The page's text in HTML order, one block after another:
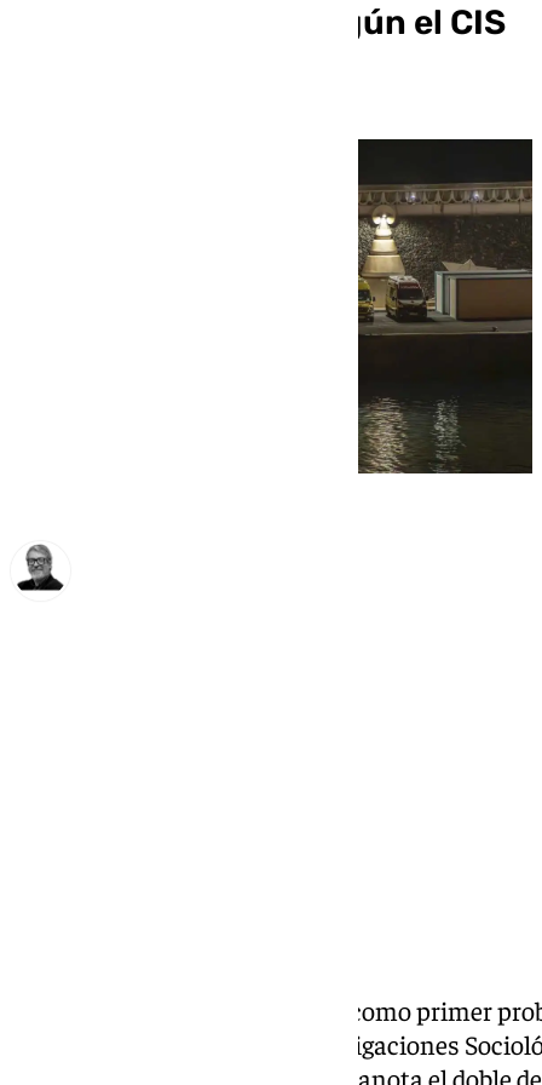
políticos y el paro según el CIS
La inmigración se ha colocado como primer
Barómetro del Centro de Investigaciones